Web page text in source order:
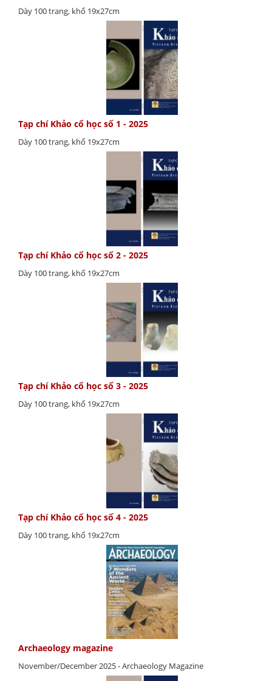
Dày 100 trang, khổ 19x27cm
Tạp chí Khảo cổ học số 1 - 2025
Dày 100 trang, khổ 19x27cm
Tạp chí Khảo cổ học số 2 - 2025
Dày 100 trang, khổ 19x27cm
Tạp chí Khảo cổ học số 3 - 2025
Dày 100 trang, khổ 19x27cm
Tạp chí Khảo cổ học số 4 - 2025
Dày 100 trang, khổ 19x27cm
Archaeology magazine
November/December 2025 - Archaeology Magazine